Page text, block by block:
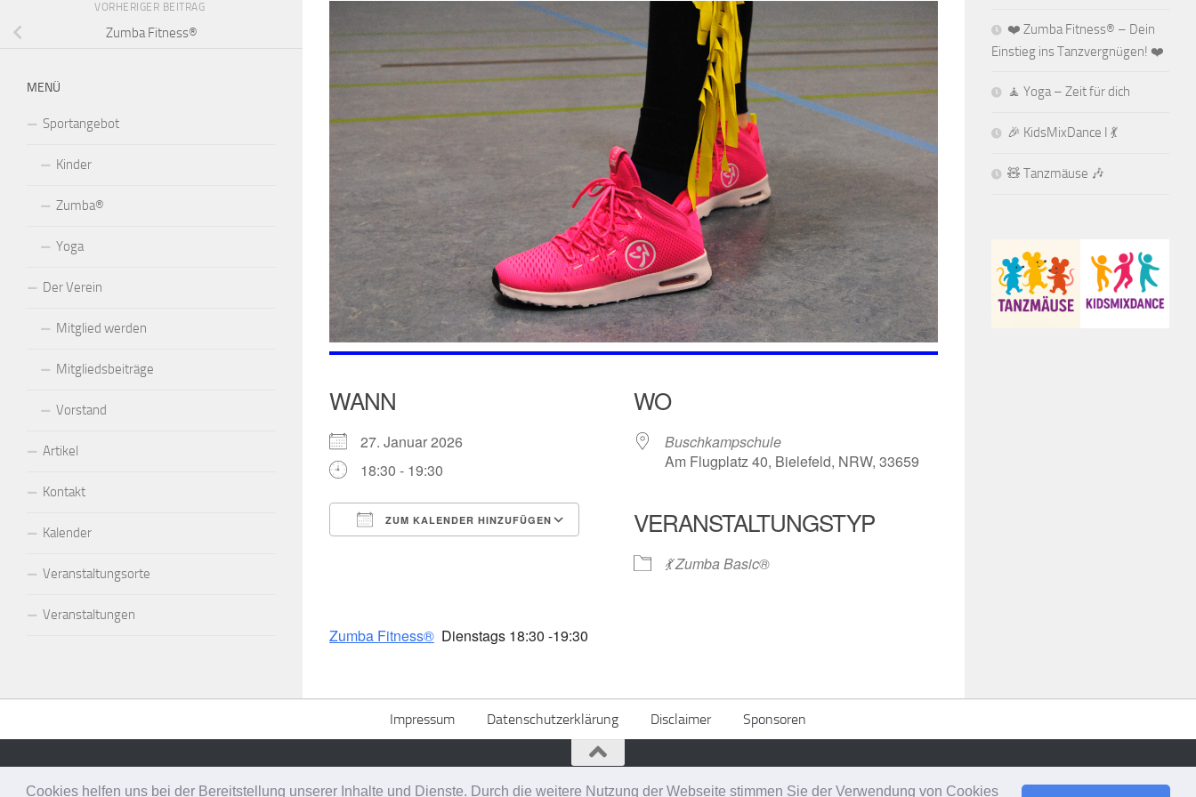
Cookies helfen uns bei der Bereitstellung unserer Inhalte und Dienste. Durch die weitere Nutzung der Webseite stimmen Sie der Verwendung von Cookies
WANN
27. Januar 2026
18:30 - 19:30
ZUM KALENDER HINZUFÜGEN
Google Kalender
WO
Buschkampschule
Am Flugplatz 40, Bielefeld, NRW, 33659
VERANSTALTUNGSTYP
💃 Zumba Basic®
Zumba Fitness® Dienstags 18:30 -19:30
VORHERIGER BEITRAG
Zumba Fitness®
MENÜ
Sportangebot
Kinder
Zumba®
Yoga
Der Verein
Mitglied werden
Mitgliedsbeiträge
Vorstand
Artikel
Kontakt
Kalender
Veranstaltungsorte
Veranstaltungen
❤️ Zumba Fitness® – Dein
Einstieg ins Tanzvergnügen! ❤️
🧘 Yoga – Zeit für dich
🎉 KidsMixDance I 💃
🧸 Tanzmäuse 🎶
Impressum Datenschutzerklärung Disclaimer Sponsoren